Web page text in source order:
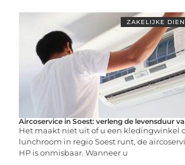
ZAKELIJKE
Aircoservice in Soest: verleng de levensduur
Het maakt niet uit of u een kledingwinkel
lunchroom in regio Soest runt, de
HP is onmisbaar. Wanneer u